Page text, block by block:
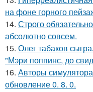
на фоне горного
14. Строго
абсолютно совсем.
15. Олег табаков
"Мэри поппинс, до
16. Авторы
обновление 0. 8. 0.